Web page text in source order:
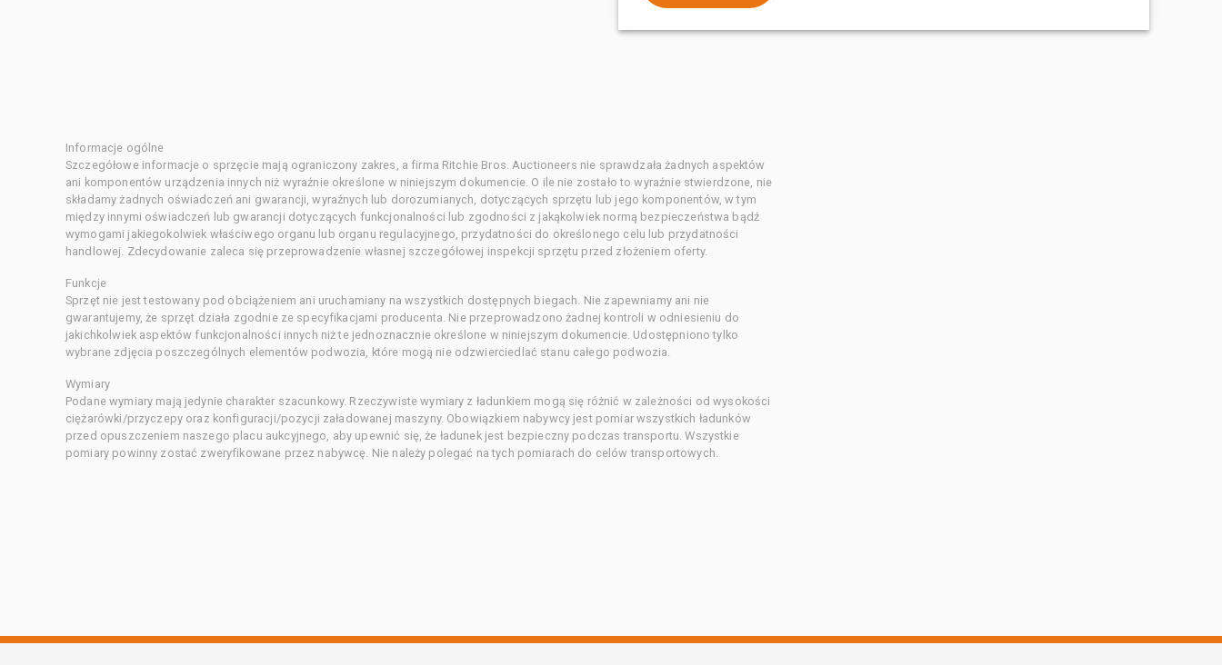
Informacje ogólne
Szczegółowe informacje o sprzęcie mają ograniczony zakres, a firma Ritchie Bros. Auctioneers nie sprawdzała żadnych aspektów
ani komponentów urządzenia innych niż wyraźnie określone w niniejszym dokumencie. O ile nie zostało to wyraźnie stwierdzone, nie
składamy żadnych oświadczeń ani gwarancji, wyraźnych lub dorozumianych, dotyczących sprzętu lub jego komponentów, w tym
między innymi oświadczeń lub gwarancji dotyczących funkcjonalności lub zgodności z jakąkolwiek normą bezpieczeństwa bądź
wymogami jakiegokolwiek właściwego organu lub organu regulacyjnego, przydatności do określonego celu lub przydatności
handlowej. Zdecydowanie zaleca się przeprowadzenie własnej szczegółowej inspekcji sprzętu przed złożeniem oferty.
Funkcje
Sprzęt nie jest testowany pod obciążeniem ani uruchamiany na wszystkich dostępnych biegach. Nie zapewniamy ani nie
gwarantujemy, że sprzęt działa zgodnie ze specyfikacjami producenta. Nie przeprowadzono żadnej kontroli w odniesieniu do
jakichkolwiek aspektów funkcjonalności innych niż te jednoznacznie określone w niniejszym dokumencie. Udostępniono tylko
wybrane zdjęcia poszczególnych elementów podwozia, które mogą nie odzwierciedlać stanu całego podwozia.
Wymiary
Podane wymiary mają jedynie charakter szacunkowy. Rzeczywiste wymiary z ładunkiem mogą się różnić w zależności od wysokości
ciężarówki/przyczepy oraz konfiguracji/pozycji załadowanej maszyny. Obowiązkiem nabywcy jest pomiar wszystkich ładunków
przed opuszczeniem naszego placu aukcyjnego, aby upewnić się, że ładunek jest bezpieczny podczas transportu. Wszystkie
pomiary powinny zostać zweryfikowane przez nabywcę. Nie należy polegać na tych pomiarach do celów transportowych.